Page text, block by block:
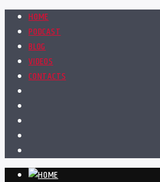
HOME
PODCAST
BLOG
VIDEOS
CONTACTS